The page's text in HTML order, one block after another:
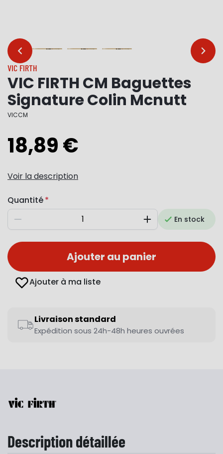
… …
VIC FIRTH
VIC FIRTH CM Baguettes
Signature Colin Mcnutt
VICCM
18,89 €
Voir la description
Quantité
Diminuer AugmenterEn stock
Ajouter au panier
Ajouter à ma liste
Livraison standard
Expédition sous 24h-48h heures ouvrées
Description détaillée